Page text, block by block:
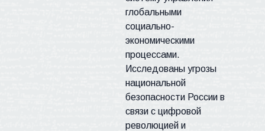
глобальными
социально-
экономическими
процессами.
Исследованы угрозы
национальной
безопасности России в
связи с цифровой
революцией и